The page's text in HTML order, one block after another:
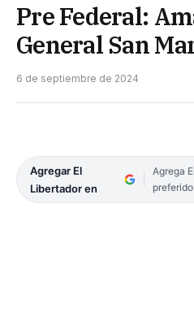
Pre Federal:
General San
6 de septiembre de 2024
Agregar El
Libertador en
Agrega